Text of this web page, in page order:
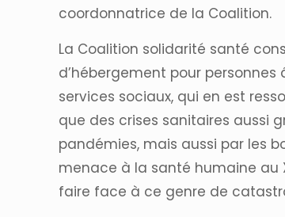
coordonnatrice de la Coalition.
La Coalition solidarité santé
d’hébergement pour
services sociaux, qui en est
que des crises sanitaires aussi
pandémies, mais aussi par les
menace à la santé humaine au
faire face à ce genre de